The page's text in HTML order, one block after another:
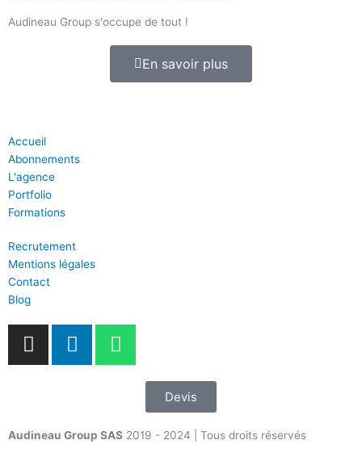
Audineau Group s'occupe de tout !
En savoir plus
Accueil
Abonnements
L'agence
Portfolio
Formations
Recrutement
Mentions légales
Contact
Blog
I
n
g
L
i
d
W
h
a
Devis
Audineau Group SAS 2019 - 2024 | Tous droits réservés